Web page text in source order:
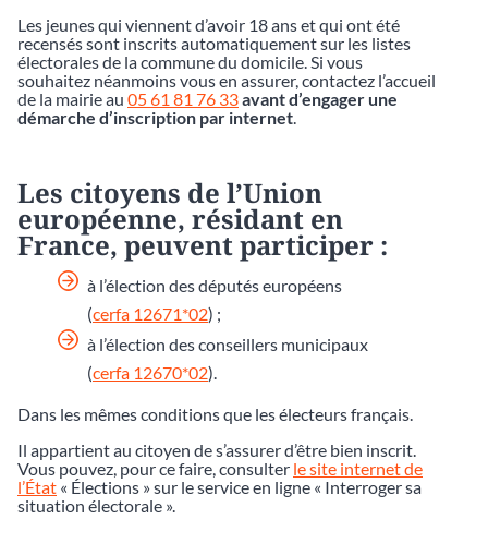
Les jeunes qui viennent d’avoir 18 ans et qui ont été
recensés sont inscrits automatiquement sur les listes
électorales de la commune du domicile. Si vous
souhaitez néanmoins vous en assurer, contactez l’accueil
de la mairie au 05 61 81 76 33avant d’engager une
démarche d’inscription par internet
Les citoyens de l’Union
européenne, résidant en
France, peuvent participer :
à l’élection des députés européens
(cerfa 12671*02) ;
à l’élection des conseillers municipaux
(cerfa 12670*02).
Dans les mêmes conditions que les électeurs français.
Il appartient au citoyen de s’assurer d’être bien inscrit.
Vous pouvez, pour ce faire, consulter le site internet de
l’État « Élections » sur le service en ligne « Interroger sa
situation électorale ».